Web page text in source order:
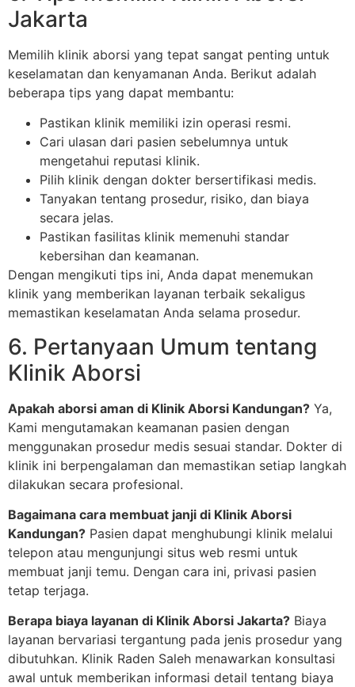
Jakarta
Memilih klinik aborsi yang tepat sangat penting untuk
keselamatan dan kenyamanan Anda. Berikut adalah
beberapa tips yang dapat membantu:
Pastikan klinik memiliki izin operasi resmi.
Cari ulasan dari pasien sebelumnya untuk
mengetahui reputasi klinik.
Pilih klinik dengan dokter bersertifikasi medis.
Tanyakan tentang prosedur, risiko, dan biaya
secara jelas.
Pastikan fasilitas klinik memenuhi standar
kebersihan dan keamanan.
Dengan mengikuti tips ini, Anda dapat menemukan
klinik yang memberikan layanan terbaik sekaligus
memastikan keselamatan Anda selama prosedur.
6. Pertanyaan Umum tentang
Klinik Aborsi
Apakah aborsi aman di Klinik Aborsi Kandungan? Ya,
Kami mengutamakan keamanan pasien dengan
menggunakan prosedur medis sesuai standar. Dokter di
klinik ini berpengalaman dan memastikan setiap langkah
dilakukan secara profesional.
Bagaimana cara membuat janji di Klinik Aborsi
Kandungan? Pasien dapat menghubungi klinik melalui
telepon atau mengunjungi situs web resmi untuk
membuat janji temu. Dengan cara ini, privasi pasien
tetap terjaga.
Berapa biaya layanan di Klinik Aborsi Jakarta? Biaya
layanan bervariasi tergantung pada jenis prosedur yang
dibutuhkan. Klinik Raden Saleh menawarkan konsultasi
awal untuk memberikan informasi detail tentang biaya